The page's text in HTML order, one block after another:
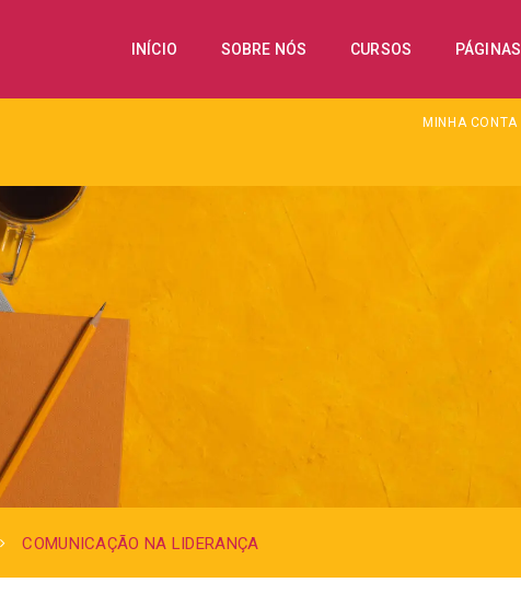
INÍCIO SOBRE NÓS CURSOS PÁGINAS
MINHA CONTA
COMUNICAÇÃO NA LIDERANÇA